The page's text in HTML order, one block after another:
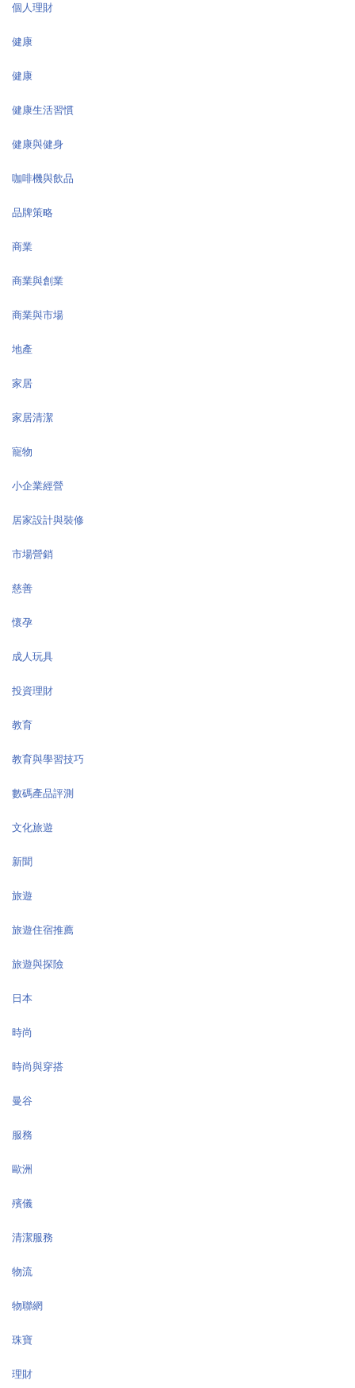
個人理財
健康
健康
健康生活習慣
健康與健身
咖啡機與飲品
品牌策略
商業
商業與創業
商業與市場
地產
家居
家居清潔
寵物
小企業經營
居家設計與裝修
市場營銷
慈善
懷孕
成人玩具
投資理財
教育
教育與學習技巧
數碼產品評測
文化旅遊
新聞
旅遊
旅遊住宿推薦
旅遊與探險
日本
時尚
時尚與穿搭
曼谷
服務
歐洲
殯儀
清潔服務
物流
物聯網
珠寶
理財